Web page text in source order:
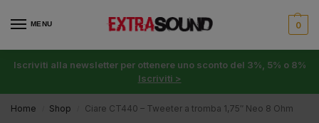
MENU 0
Iscriviti alla newsletter per ottenere uno sconto del 3%, 5% o 8%
Iscriviti >
Home Shop Ciare CT440 – Tweeter a tromba 1,75″ Neo 8 Ohm